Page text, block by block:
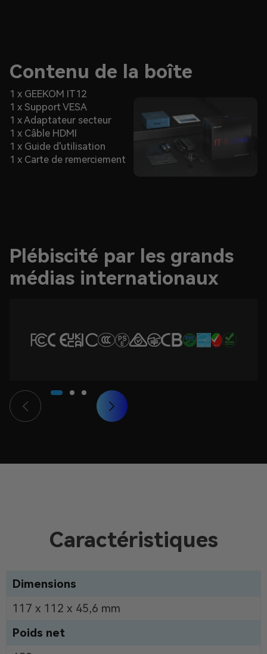
Contenu de la boîte
1 x GEEKOM IT12
1 x Support VESA
1 x Adaptateur secteur
1 x Câble HDMI
1 x Guide d'utilisation
1 x Carte de remerciement
Plébiscité par les grands
médias internationaux
Caractéristiques
Dimensions
117 x 112 x 45,6 mm
Poids net